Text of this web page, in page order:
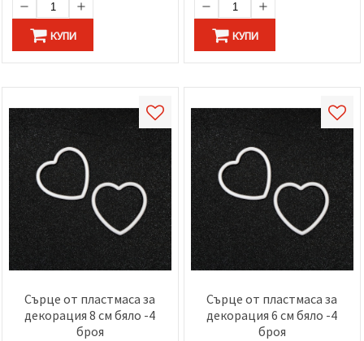
КУПИ КУПИ
Сърце от пластмаса за
декорация 8 см бяло -4
броя
Сърце от пластмаса за
декорация 6 см бяло -4
броя